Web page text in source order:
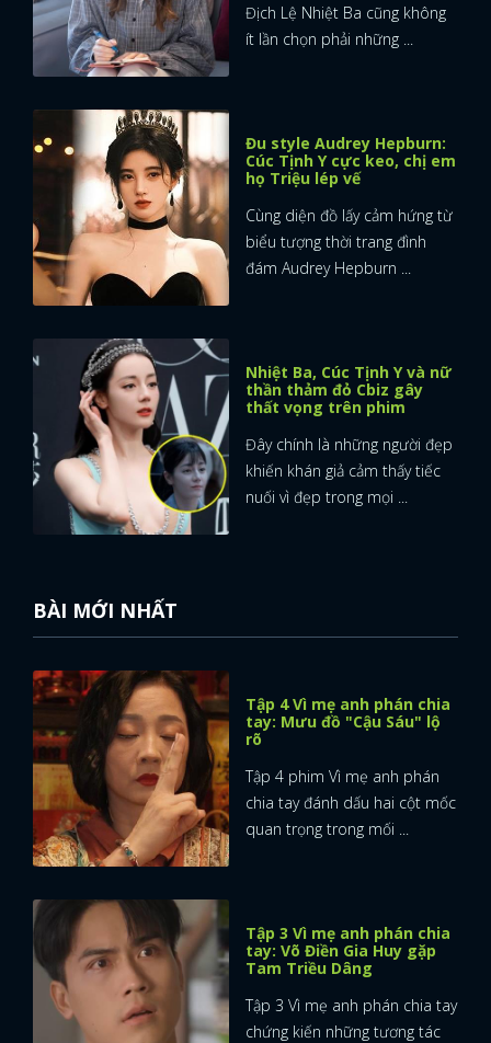
Địch Lệ Nhiệt Ba cũng không
ít lần chọn phải những ...
Đu style Audrey Hepburn:
Cúc Tịnh Y cực keo, chị em
họ Triệu lép vế
Cùng diện đồ lấy cảm hứng từ
biểu tượng thời trang đình
đám Audrey Hepburn ...
Nhiệt Ba, Cúc Tịnh Y và nữ
thần thảm đỏ Cbiz gây
thất vọng trên phim
Đây chính là những người đẹp
khiến khán giả cảm thấy tiếc
nuối vì đẹp trong mọi ...
BÀI MỚI NHẤT
Tập 4 Vì mẹ anh phán chia
tay: Mưu đồ "Cậu Sáu" lộ
rõ
Tập 4 phim Vì mẹ anh phán
chia tay đánh dấu hai cột mốc
quan trọng trong mối ...
Tập 3 Vì mẹ anh phán chia
tay: Võ Điền Gia Huy gặp
Tam Triều Dâng
Tập 3 Vì mẹ anh phán chia tay
chứng kiến những tương tác